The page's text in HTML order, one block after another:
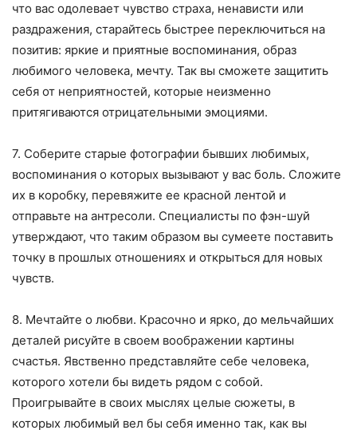
что вас одолевает чувство страха, ненависти или
раздражения, старайтесь быстрее переключиться на
позитив: яркие и приятные воспоминания, образ
любимого человека, мечту. Так вы сможете защитить
себя от неприятностей, которые неизменно
притягиваются отрицательными эмоциями.
7. Соберите старые фотографии бывших любимых,
воспоминания о которых вызывают у вас боль. Сложите
их в коробку, перевяжите ее красной лентой и
отправьте на антресоли. Специалисты по фэн-шуй
утверждают, что таким образом вы сумеете поставить
точку в прошлых отношениях и открыться для новых
чувств.
8. Мечтайте о любви. Красочно и ярко, до мельчайших
деталей рисуйте в своем воображении картины
счастья. Явственно представляйте себе человека,
которого хотели бы видеть рядом с собой.
Проигрывайте в своих мыслях целые сюжеты, в
которых любимый вел бы себя именно так, как вы